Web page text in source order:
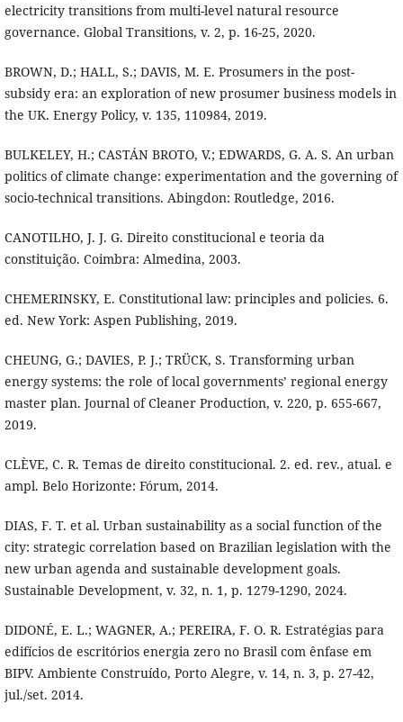
electricity transitions from multi-level natural resource
governance. Global Transitions, v. 2, p. 16-25, 2020.
BROWN, D.; HALL, S.; DAVIS, M. E. Prosumers in the post-
subsidy era: an exploration of new prosumer business models in
the UK. Energy Policy, v. 135, 110984, 2019.
BULKELEY, H.; CASTÁN BROTO, V.; EDWARDS, G. A. S. An urban
politics of climate change: experimentation and the governing of
socio-technical transitions. Abingdon: Routledge, 2016.
CANOTILHO, J. J. G. Direito constitucional e teoria da
constituição. Coimbra: Almedina, 2003.
CHEMERINSKY, E. Constitutional law: principles and policies. 6.
ed. New York: Aspen Publishing, 2019.
CHEUNG, G.; DAVIES, P. J.; TRÜCK, S. Transforming urban
energy systems: the role of local governments’ regional energy
master plan. Journal of Cleaner Production, v. 220, p. 655-667,
2019.
CLÈVE, C. R. Temas de direito constitucional. 2. ed. rev., atual. e
ampl. Belo Horizonte: Fórum, 2014.
DIAS, F. T. et al. Urban sustainability as a social function of the
city: strategic correlation based on Brazilian legislation with the
new urban agenda and sustainable development goals.
Sustainable Development, v. 32, n. 1, p. 1279-1290, 2024.
DIDONÉ, E. L.; WAGNER, A.; PEREIRA, F. O. R. Estratégias para
edifícios de escritórios energia zero no Brasil com ênfase em
BIPV. Ambiente Construído, Porto Alegre, v. 14, n. 3, p. 27-42,
jul./set. 2014.